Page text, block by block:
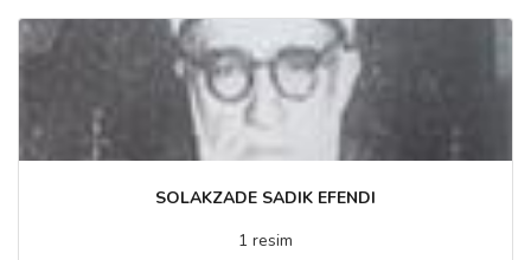
SOLAKZADE SADIK EFENDI
1 resim